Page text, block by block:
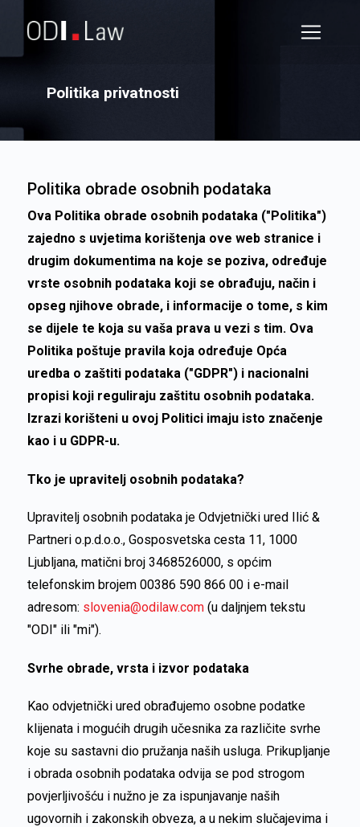
Politika privatnosti
Politika obrade osobnih podataka
Ova Politika obrade osobnih podataka ("Politika")
zajedno s uvjetima korištenja ove web stranice i
drugim dokumentima na koje se poziva, određuje
vrste osobnih podataka koji se obrađuju, način i
opseg njihove obrade, i informacije o tome, s kim
se dijele te koja su vaša prava u vezi s tim. Ova
Politika poštuje pravila koja određuje Opća
uredba o zaštiti podataka ("GDPR") i nacionalni
propisi koji reguliraju zaštitu osobnih podataka.
Izrazi korišteni u ovoj Politici imaju isto značenje
kao i u GDPR-u.
Tko je upravitelj osobnih podataka?
Upravitelj osobnih podataka je Odvjetnički ured Ilić &
Partneri o.p.d.o.o., Gosposvetska cesta 11, 1000
Ljubljana, matični broj 3468526000, s općim
telefonskim brojem 00386 590 866 00 i e-mail
adresom: slovenia@odilaw.com (u daljnjem tekstu
"ODI" ili "mi").
Svrhe obrade, vrsta i izvor podataka
Kao odvjetnički ured obrađujemo osobne podatke
klijenata i mogućih drugih učesnika za različite svrhe
koje su sastavni dio pružanja naših usluga. Prikupljanje
i obrada osobnih podataka odvija se pod strogom
povjerljivošću i nužno je za ispunjavanje naših
ugovornih i zakonskih obveza, a u nekim slučajevima i